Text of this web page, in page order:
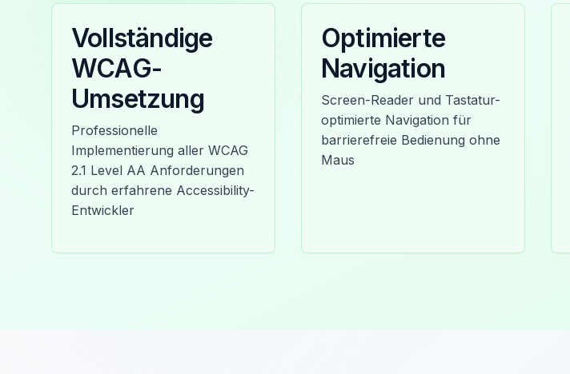
Vollständige
WCAG-
Umsetzung
Professionelle
Implementierung aller WCAG
2.1 Level AA Anforderungen
durch erfahrene Accessibility-
Entwickler
Optimierte
Navigation
Screen-Reader und Tastatur-
optimierte Navigation für
barrierefreie Bedienung ohne
Maus